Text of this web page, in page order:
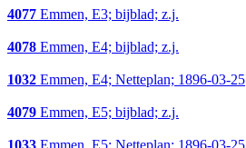
4077 Emmen, E3; bijblad; z.j.
4078 Emmen, E4; bijblad; z.j.
1032 Emmen, E4; Netteplan; 1896-03-25
4079 Emmen, E5; bijblad; z.j.